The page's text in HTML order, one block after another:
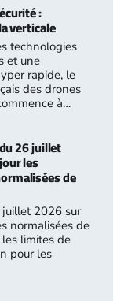
:
verticale
technologies
et une
rapide, le
des drones
à…
26 juillet
les
de
2026 sur
normalisées de
limites de
pour les